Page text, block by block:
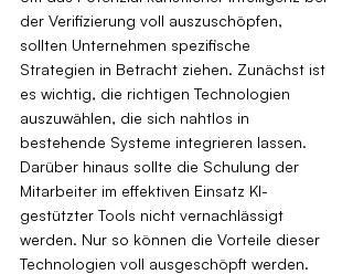
der Verifizierung voll auszuschöpfen,
sollten Unternehmen spezifische
Strategien in Betracht ziehen. Zunächst ist
es wichtig, die richtigen Technologien
auszuwählen, die sich nahtlos in
bestehende Systeme integrieren lassen.
Darüber hinaus sollte die Schulung der
Mitarbeiter im effektiven Einsatz KI-
gestützter Tools nicht vernachlässigt
werden. Nur so können die Vorteile dieser
Technologien voll ausgeschöpft werden.